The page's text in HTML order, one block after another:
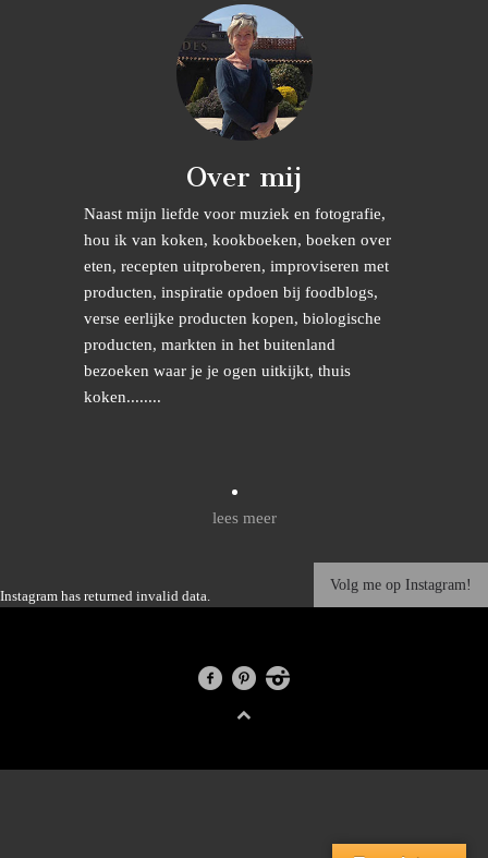
Over mij
Naast mijn liefde voor muziek en fotografie,
hou ik van koken, kookboeken, boeken over
eten, recepten uitproberen, improviseren met
producten, inspiratie opdoen bij foodblogs,
verse eerlijke producten kopen, biologische
producten, markten in het buitenland
bezoeken waar je je ogen uitkijkt, thuis
koken........
lees meer
Instagram has returned invalid data.
Volg me op Instagram!